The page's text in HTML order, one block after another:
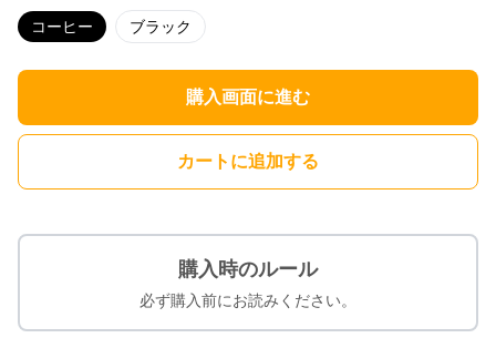
コーヒー ブラック
購入画面に進む
カートに追加する
購入時のルール
必ず購入前にお読みください。